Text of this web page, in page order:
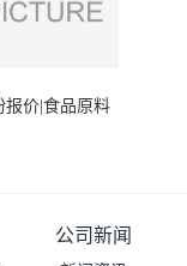
报价|食品原料
公司新闻